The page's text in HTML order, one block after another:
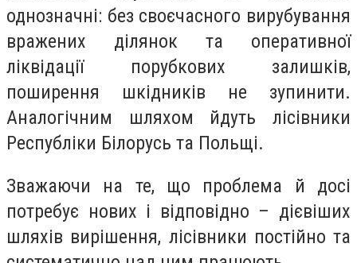
однозначні: без своєчасного вирубування
вражених ділянок та оперативної
ліквідації порубкових залишків,
поширення шкідників не зупинити.
Аналогічним шляхом йдуть лісівники
Республіки Білорусь та Польщі.
Зважаючи на те, що проблема й досі
потребує нових і відповідно – дієвіших
шляхів вирішення, лісівники постійно та